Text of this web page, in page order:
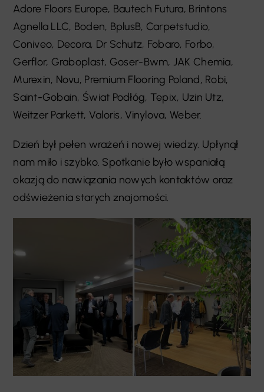
Adore Floors Europe, Bautech Futura, Brintons
Agnella LLC, Boden, BplusB, Carpetstudio,
Coniveo, Decora, Dr Schutz, Fobaro, Forbo,
Gerflor, Graboplast, Goser-Bwm, JAK Chemia,
Murexin, Novu, Premium Flooring Poland, Robi,
Saint-Gobain, Świat Podłóg, Tepix, Uzin Utz,
Weitzer Parkett, Valoris, Vinylova, Weber.
Dzień był pełen wrażeń i nowej wiedzy. Upłynął
nam miło i szybko. Spotkanie było wspaniałą
okazją do nawiązania nowych kontaktów oraz
odświeżenia starych znajomości.